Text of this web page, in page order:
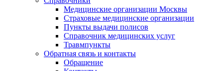
Медицинские организации Москвы
Страховые медицинские организации
Пункты выдачи полисов
Справочник медицинских услуг
Травмпункты
Обратная связь и контакты
Обращение